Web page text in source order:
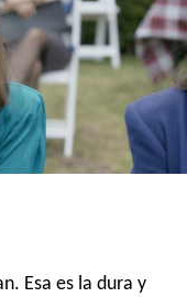
Esa es la dura y